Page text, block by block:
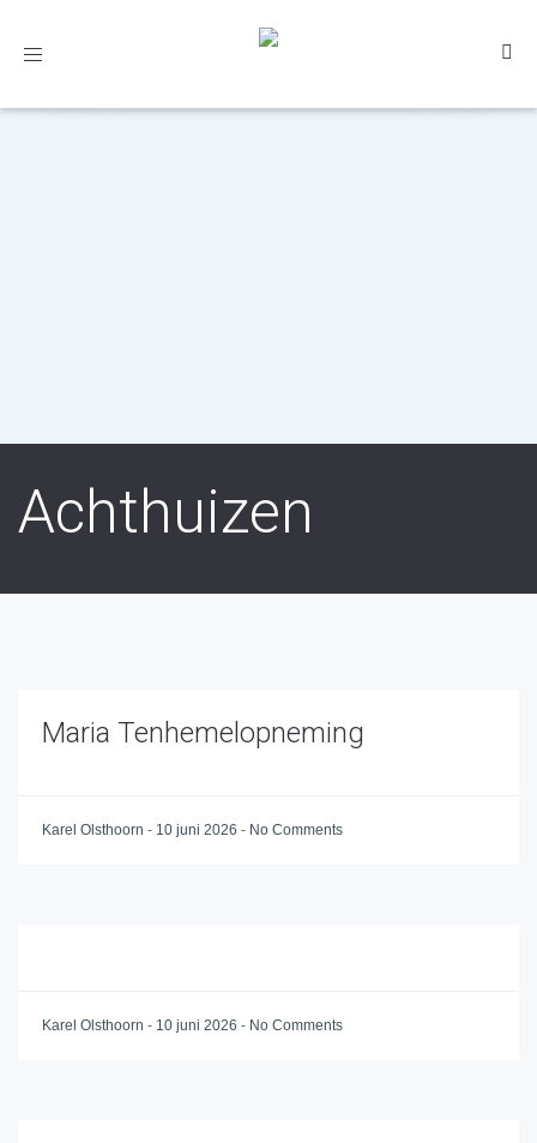
Toggle
Achthuizen
Maria Tenhemelopneming
Karel Olsthoorn - 10 juni 2026 - No Comments
Karel Olsthoorn - 10 juni 2026 - No Comments